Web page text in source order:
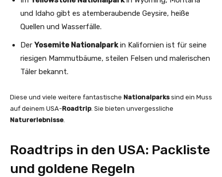
und Idaho gibt es atemberaubende Geysire, heiße
Quellen und Wasserfälle.
Der Yosemite Nationalparkin Kalifornien ist für seine
riesigen Mammutbäume, steilen Felsen und malerischen
Täler bekannt.
Diese und viele weitere fantastische Nationalparkssind ein Muss
auf deinem USA-Roadtrip. Sie bieten unvergessliche
Naturerlebnisse.
Roadtrips in den USA: Packliste
und goldene Regeln